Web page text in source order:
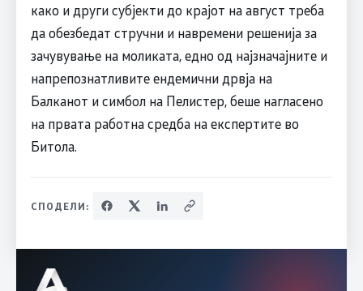
како и други субјекти до крајот на август треба
да обезбедат стручни и навремени решенија за
зачувување на моликата, едно од најзначајните и
напрепознатливите ендемични дрвја на
Балканот и симбол на Пелистер, беше нагласено
на првата работна средба на експертите во
Битола.
СПОДЕЛИ: